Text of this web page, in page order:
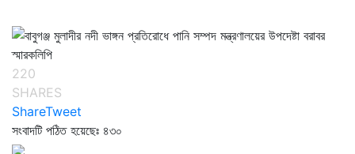
220
SHARES
ShareTweet
সংবাদটি পঠিত হয়েছেঃ ৪৩০